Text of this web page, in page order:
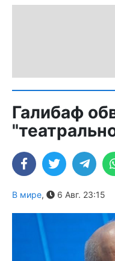
Галибаф
В мире, 6 Авг. 23:15